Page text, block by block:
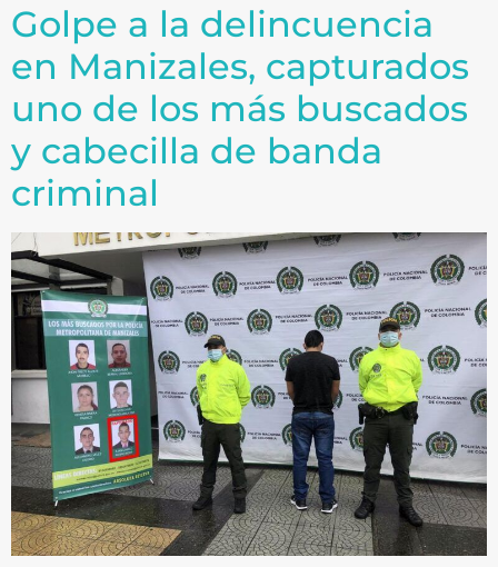
Golpe a la delincuencia
en Manizales, capturados
uno de los más buscados
y cabecilla de banda
criminal